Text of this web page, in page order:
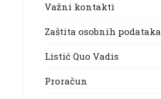
Važni kontakti
Zaštita osobnih podataka
Listić Quo Vadis
Proračun